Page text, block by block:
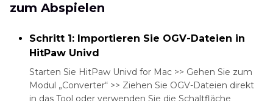
zum Abspielen
Schritt 1: Importieren Sie OGV-Dateien in
HitPaw Univd
Starten Sie HitPaw Univd for Mac >> Gehen Sie zum
Modul „Converter“ >> Ziehen Sie OGV-Dateien direkt
in das Tool oder verwenden Sie die Schaltfläche